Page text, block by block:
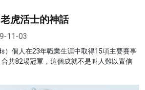
虎活士的神話
11-03
）個人在23年職業生涯中取得15項主要賽事
共82場冠軍，這個成就不是叫人難以置信